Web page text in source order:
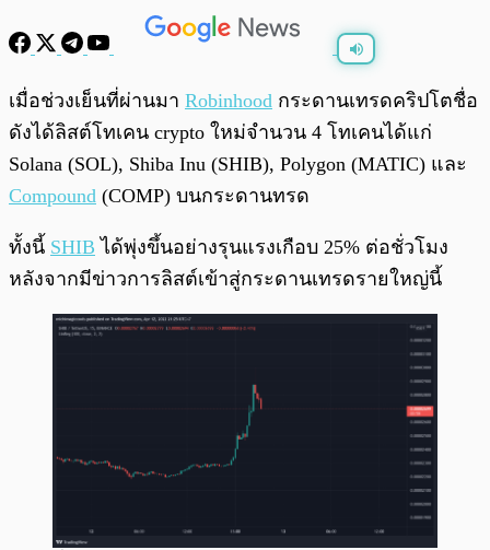
พร้อมเล่น / 0:00
เมื่อช่วงเย็นที่ผ่านมา Robinhood กระดานเทรดคริปโตชื่อ
ดังได้ลิสต์โทเคน crypto ใหม่จำนวน 4 โทเคนได้แก่
Solana (SOL), Shiba Inu (SHIB), Polygon (MATIC) และ
Compound (COMP) บนกระดานทรด
ทั้งนี้ SHIB ได้พุ่งขึ้นอย่างรุนแรงเกือบ 25% ต่อชั่วโมง
หลังจากมีข่าวการลิสต์เข้าสู่กระดานเทรดรายใหญ่นี้